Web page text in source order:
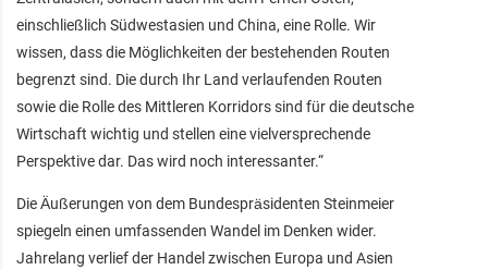
einschließlich Südwestasien und China, eine Rolle. Wir
wissen, dass die Möglichkeiten der bestehenden Routen
begrenzt sind. Die durch Ihr Land verlaufenden Routen
sowie die Rolle des Mittleren Korridors sind für die deutsche
Wirtschaft wichtig und stellen eine vielversprechende
Perspektive dar. Das wird noch interessanter.“
Die Äußerungen von dem Bundespräsidenten Steinmeier
spiegeln einen umfassenden Wandel im Denken wider.
Jahrelang verlief der Handel zwischen Europa und Asien